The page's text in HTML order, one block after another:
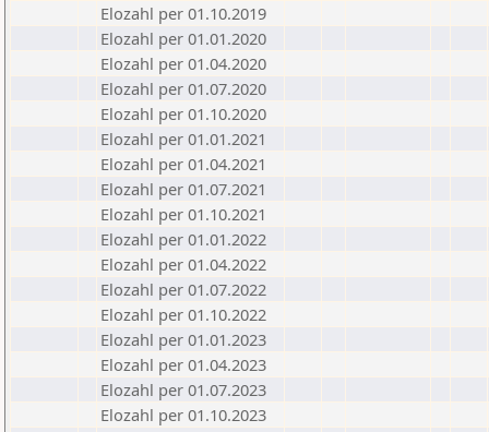
Elozahl per 01.10.2019
Elozahl per 01.01.2020
Elozahl per 01.04.2020
Elozahl per 01.07.2020
Elozahl per 01.10.2020
Elozahl per 01.01.2021
Elozahl per 01.04.2021
Elozahl per 01.07.2021
Elozahl per 01.10.2021
Elozahl per 01.01.2022
Elozahl per 01.04.2022
Elozahl per 01.07.2022
Elozahl per 01.10.2022
Elozahl per 01.01.2023
Elozahl per 01.04.2023
Elozahl per 01.07.2023
Elozahl per 01.10.2023